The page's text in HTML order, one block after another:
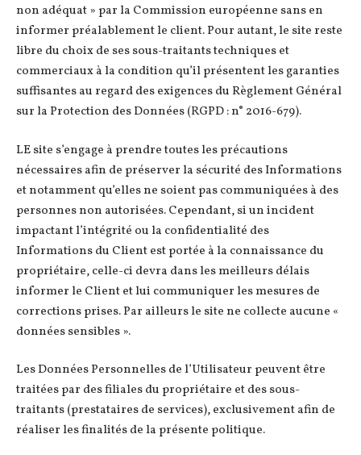
non adéquat » par la Commission européenne sans en
informer préalablement le client. Pour autant, le site reste
libre du choix de ses sous-traitants techniques et
commerciaux à la condition qu’il présentent les garanties
suffisantes au regard des exigences du Règlement Général
sur la Protection des Données (RGPD : n° 2016-679).
LE site s’engage à prendre toutes les précautions
nécessaires afin de préserver la sécurité des Informations
et notamment qu’elles ne soient pas communiquées à des
personnes non autorisées. Cependant, si un incident
impactant l’intégrité ou la confidentialité des
Informations du Client est portée à la connaissance du
propriétaire, celle-ci devra dans les meilleurs délais
informer le Client et lui communiquer les mesures de
corrections prises. Par ailleurs le site ne collecte aucune «
données sensibles ».
Les Données Personnelles de l’Utilisateur peuvent être
traitées par des filiales du propriétaire et des sous-
traitants (prestataires de services), exclusivement afin de
réaliser les finalités de la présente politique.